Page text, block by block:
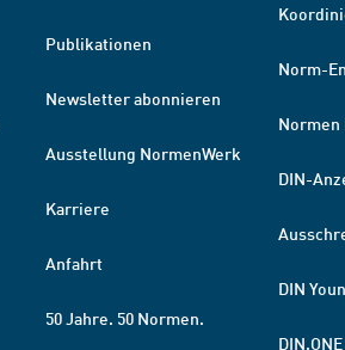
Publikationen
Newsletter abonnieren
Ausstellung NormenWerk
Karriere
Anfahrt
50 Jahre. 50 Normen.
Norm-
DIN-
DIN
DIN.ONE